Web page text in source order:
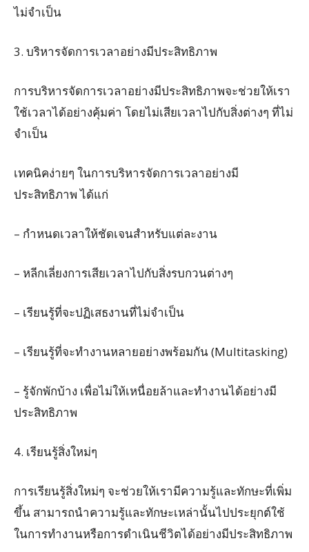
ไม่จำเป็น
3. บริหารจัดการเวลาอย่างมีประสิทธิภาพ
การบริหารจัดการเวลาอย่างมีประสิทธิภาพจะช่วยให้เรา
ใช้เวลาได้อย่างคุ้มค่า โดยไม่เสียเวลาไปกับสิ่งต่างๆ ที่ไม่
จำเป็น
เทคนิคง่ายๆ ในการบริหารจัดการเวลาอย่างมี
ประสิทธิภาพ ได้แก่
– กำหนดเวลาให้ชัดเจนสำหรับแต่ละงาน
– หลีกเลี่ยงการเสียเวลาไปกับสิ่งรบกวนต่างๆ
– เรียนรู้ที่จะปฏิเสธงานที่ไม่จำเป็น
– เรียนรู้ที่จะทำงานหลายอย่างพร้อมกัน (Multitasking)
– รู้จักพักบ้าง เพื่อไม่ให้เหนื่อยล้าและทำงานได้อย่างมี
ประสิทธิภาพ
4. เรียนรู้สิ่งใหม่ๆ
การเรียนรู้สิ่งใหม่ๆ จะช่วยให้เรามีความรู้และทักษะที่เพิ่ม
ขึ้น สามารถนำความรู้และทักษะเหล่านั้นไปประยุกต์ใช้
ในการทำงานหรือการดำเนินชีวิตได้อย่างมีประสิทธิภาพ